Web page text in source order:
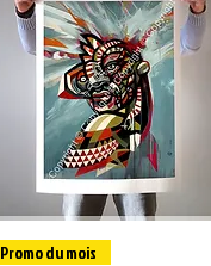
Promo du mois